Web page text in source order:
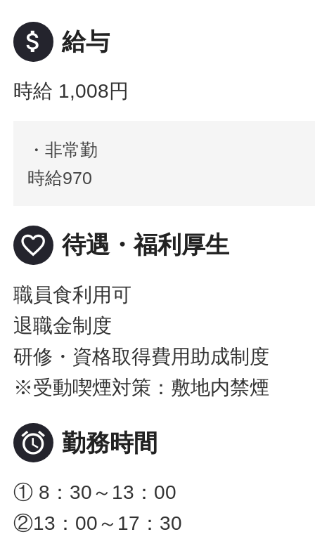
attach_money 給与
時給 1,008円
・非常勤
時給970
favorite_border 待遇・福利厚生
職員食利用可
退職金制度
研修・資格取得費用助成制度
※受動喫煙対策：敷地内禁煙
 勤務時間
① 8：30～13：00
②13：00～17：30